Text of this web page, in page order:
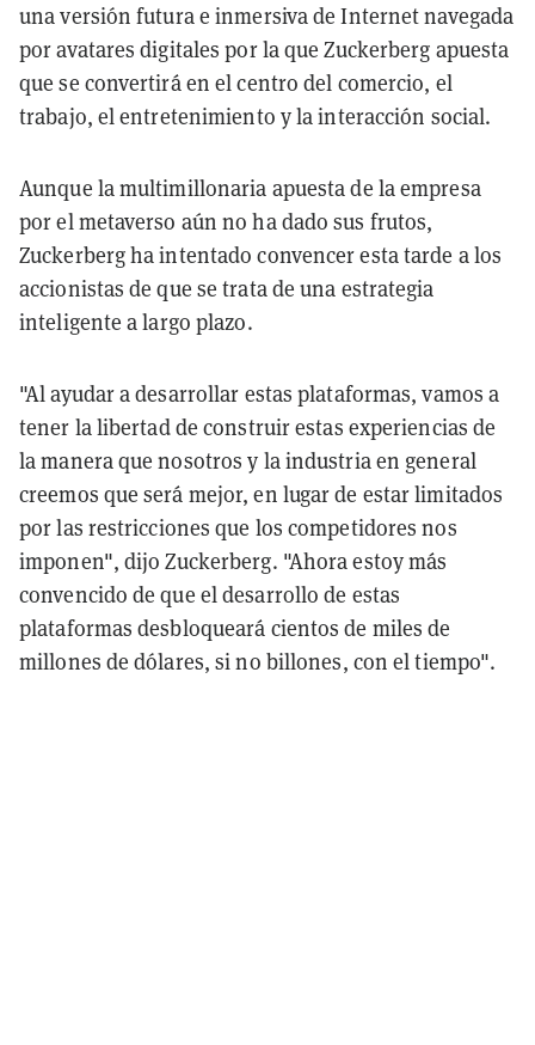
una versión futura e inmersiva de Internet navegada
por avatares digitales por la que Zuckerberg apuesta
que se convertirá en el centro del comercio, el
trabajo, el entretenimiento y la interacción social.
Aunque la multimillonaria apuesta de la empresa
por el metaverso aún no ha dado sus frutos,
Zuckerberg ha intentado convencer esta tarde a los
accionistas de que se trata de una estrategia
inteligente a largo plazo.
"Al ayudar a desarrollar estas plataformas, vamos a
tener la libertad de construir estas experiencias de
la manera que nosotros y la industria en general
creemos que será mejor, en lugar de estar limitados
por las restricciones que los competidores nos
imponen", dijo Zuckerberg. "Ahora estoy más
convencido de que el desarrollo de estas
plataformas desbloqueará cientos de miles de
millones de dólares, si no billones, con el tiempo".